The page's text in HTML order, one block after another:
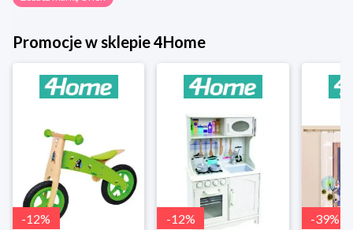
Promocje w sklepie 4Home
-12% -12% -39%